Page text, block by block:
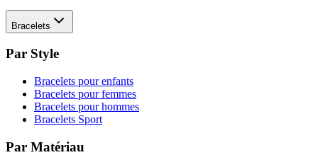
Bracelets
Par Style
Bracelets pour enfants
Bracelets pour femmes
Bracelets pour hommes
Bracelets Sport
Par Matériau